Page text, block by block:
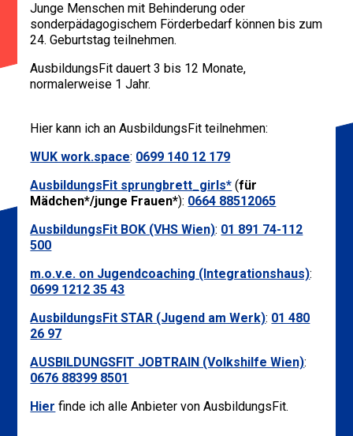
Junge Menschen mit Behinderung oder
sonderpädagogischem Förderbedarf können bis zum
24. Geburtstag teilnehmen.
AusbildungsFit dauert 3 bis 12 Monate,
normalerweise 1 Jahr.
Hier kann ich an AusbildungsFit teilnehmen:
WUK work.space: 0699 140 12 179
AusbildungsFit sprungbrett_girls* (für
Mädchen*/junge Frauen*): 0664 88512065
AusbildungsFit BOK (VHS Wien): 01 891 74-112
500
m.o.v.e. on Jugendcoaching (Integrationshaus):
0699 1212 35 43
AusbildungsFit STAR (Jugend am Werk): 01 480
26 97
AUSBILDUNGSFIT JOBTRAIN (Volkshilfe Wien):
0676 88399 8501
Hier finde ich alle Anbieter von AusbildungsFit.